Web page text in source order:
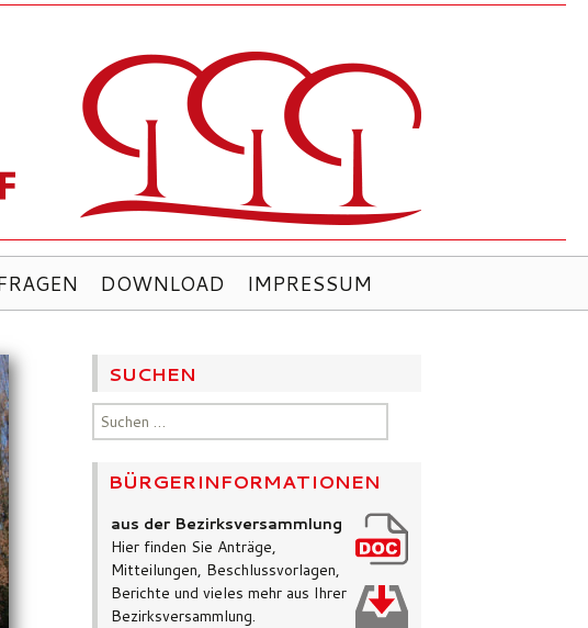
DOWNLOAD IMPRESSUM
SUCHEN
Suchen
nach:
BÜRGERINFORMATIONEN
aus der Bezirksversammlung
Hier finden Sie Anträge,
Mitteilungen, Beschlussvorlagen,
Berichte und vieles mehr aus Ihrer
Bezirksversammlung.